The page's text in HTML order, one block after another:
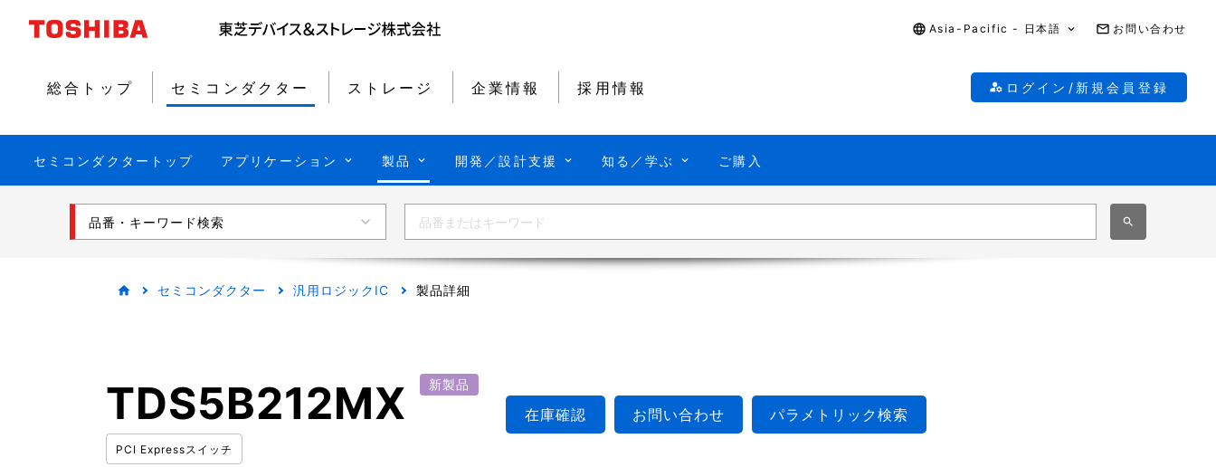
Asia-Pacific - 日本語 お問い合わせ
総合トップ セミコンダクター ストレージ 企業情報 採用情報 ログイン/新規会員登録
セミコンダクタートップ アプリケーション 製品 開発／設計支援 知る／学ぶ ご購入
品番・キーワード検索
セミコンダクター 汎用ロジックIC 製品詳細
TDS5B212MX 新製品
PCI Expressスイッチ
在庫確認 お問い合わせ パラメトリック検索